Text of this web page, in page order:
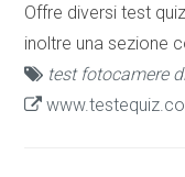
Offre diversi test
inoltre una sezione
test fotocamere